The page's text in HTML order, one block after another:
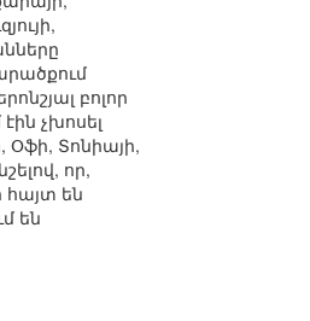
բոլոր
չխոսել
Տոնիայի,
որ,
են
են